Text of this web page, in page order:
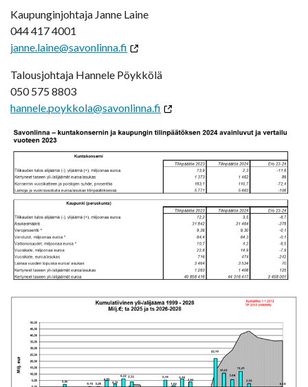
Kaupunginjohtaja Janne Laine
044 417 4001
janne.laine@savonlinna.fi
Talousjohtaja Hannele Pöykkölä
050 575 8803
hannele.poykkola@savonlinna.fi